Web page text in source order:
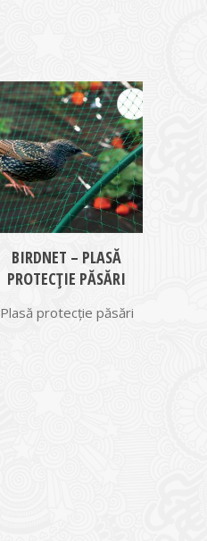
BIRDNET – PLASĂ
PROTECȚIE PĂSĂRI
Plasă protecție păsări